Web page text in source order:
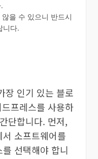
을 수 있으니 반드시
니다.
장 인기 있는 블로
프레스를 사용하
단합니다. 먼저,
소프트웨어를
선택해야 합니